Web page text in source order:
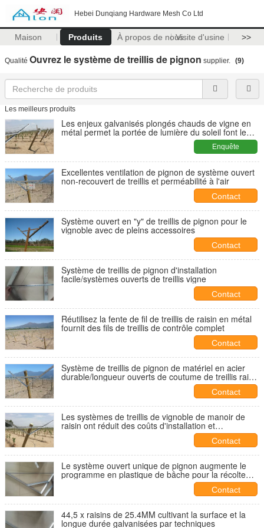
Hebei Dunqiang Hardware Mesh Co Ltd
Maison Produits À propos de nousVisite d'usine >>
Qualité Ouvrez le système de treillis de pignon supplier. (9)
Les meilleurs produits
Les enjeux galvanisés plongés chauds de vigne en
métal permet la portée de lumière du soleil font le
Enquête
maintenant
Excellentes ventilation de pignon de système ouvert
non-recouvert de treillis et perméabilité à l'air
Contact
Système ouvert en "y" de treillis de pignon pour le
vignoble avec de pleins accessoires
Contact
Système de treillis de pignon d'installation
facile/systèmes ouverts de treillis vigne
Contact
Réutilisez la fente de fil de treillis de raisin en métal
fournit des fils de treillis de contrôle complet
Contact
Système de treillis de pignon de matériel en acier
durable/longueur ouverts de coutume de treillis raisin
Contact
Les systèmes de treillis de vignoble de manoir de
raisin ont réduit des coûts d'installation et
Contact
Le système ouvert unique de pignon augmente le
programme en plastique de bâche pour la récolte
Contact
44,5 x raisins de 25.4MM cultivant la surface et la
longue durée galvanisées par techniques